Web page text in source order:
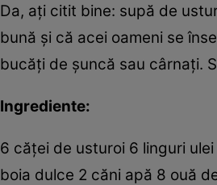
Da, aţi citit bine: supă de
bună şi că acei oameni se
bucăţi de şuncă sau cârnaţi.
Ingrediente:
6 căţei de usturoi 6 linguri
boia dulce 2 căni apă 8 ouă